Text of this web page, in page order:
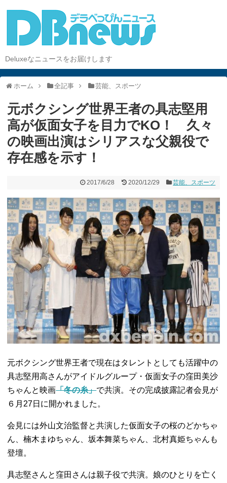
Deluxeなニュースをお届けします
ホーム 全記事 芸能、スポーツ
元ボクシング世界王者の具志堅用
高が仮面女子を目力でKO！ 久々
の映画出演はシリアスな父親役で
存在感を示す！
2017/6/28 2020/12/29 芸能、スポーツ
元ボクシング世界王者で現在はタレントとしても活躍中の
具志堅用高さんがアイドルグループ・仮面女子の窪田美沙
ちゃんと映画「冬の糸」で共演。その完成披露記者会見が
６月 27日に開かれました。
会見には外山文治監督と共演した仮面女子の桜のどかちゃ
ん、楠木まゆちゃん、坂本舞菜ちゃん、北村真姫ちゃんも
登壇。
具志堅さんと窪田さんは親子役で共演。娘のひとりを亡く